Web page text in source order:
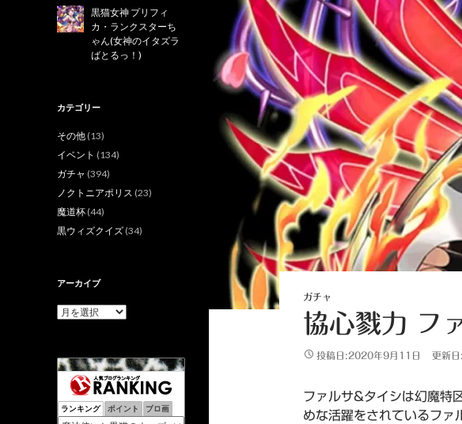
ガチャ
協心戮力 フ
投稿日:2020年9月11日 更新
ファルサ&タイシは幻魔特
めな活躍をされているファ
黒猫女神 プリフィ
カ・ランクスターち
ゃん(女神のイタズラ
ばとるっ！)
カテゴリー
その他 (13)
イベント (134)
ガチャ (394)
ノクトニアポリス (23)
魔道杯 (44)
黒ウィズクイズ (34)
アーカイブ
ア
ブ
ランキング ポイント ブロ画